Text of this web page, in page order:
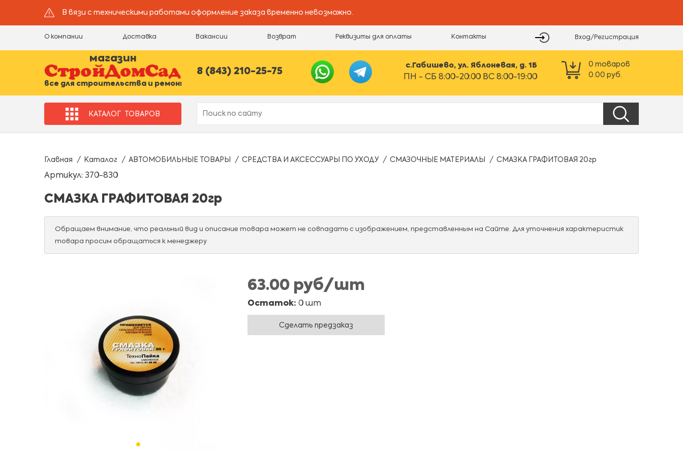
В вязи с техническими работами оформление заказа временно невозможно.
О компании Доставка Вакансии Возврат Реквизиты для оплаты Контакты Вход/Регистрация
магазин
все для строительства и ремонта
8 (843) 210-25-75
с.Габишево, ул. Яблоневая, д. 1Б
ПН - СБ 8:00-20:00 ВС 8:00-19:00
0 товаров
0.00 руб.
КАТАЛОГ ТОВАРОВ
Главная Каталог АВТОМОБИЛЬНЫЕ ТОВАРЫ СРЕДСТВА И АКСЕССУАРЫ ПО УХОДУ СМАЗОЧНЫЕ МАТЕРИАЛЫ СМАЗКА ГРАФИТОВАЯ 20гр
Артикул: 370-830
СМАЗКА ГРАФИТОВАЯ 20гр
Обращаем внимание, что реальный вид и описание товара может не совпадать с изображением, представленным на Сайте. Для уточнения характеристик
товара просим обращаться к менеджеру
63.00 руб/шт
Остаток: 0 шт
Сделать предзаказ